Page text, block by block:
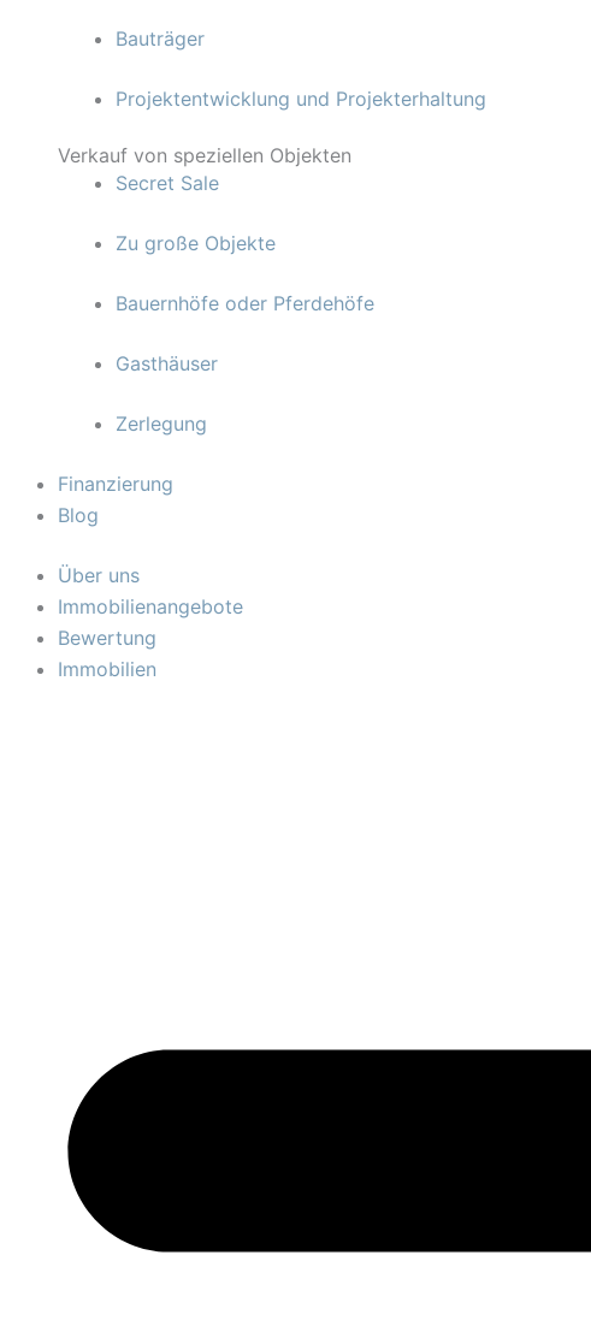
Bauträger
Projektentwicklung und Projekterhaltung
Verkauf von speziellen Objekten
Secret Sale
Zu große Objekte
Bauernhöfe oder Pferdehöfe
Gasthäuser
Zerlegung
Finanzierung
Blog
Über uns
Immobilienangebote
Bewertung
Immobilien